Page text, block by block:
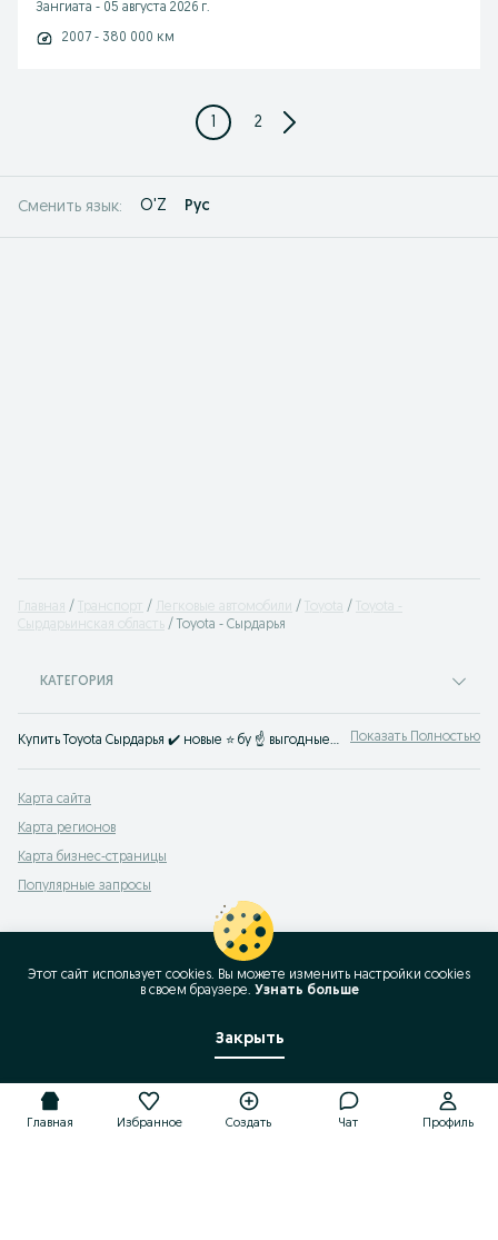
Зангиата - 05 августа 2026 г.
2007 - 380 000 км
1 2
Сменить язык: O'Z Рус
Главная Транспорт Легковые автомобили Toyota
Toyota -
Сырдарьинская область
Toyota - Сырдарья
КАТЕГОРИЯ
Купить Toyota Сырдарья ✔️ новые ⭐ бу ☝ выгодные цены на Тойота найдете ☛ OLX.uz Сырдарья ⭐ Твой автомобиль ждет тебя на OLX.uz! Показать Полностью
Карта сайта
Карта регионов
Карта бизнес-страницы
Популярные запросы
Главная Избранное Создать Чат Профиль
Этот сайт использует cookies. Вы можете изменить настройки cookies
в своeм браузере. Узнать больше
Закрыть